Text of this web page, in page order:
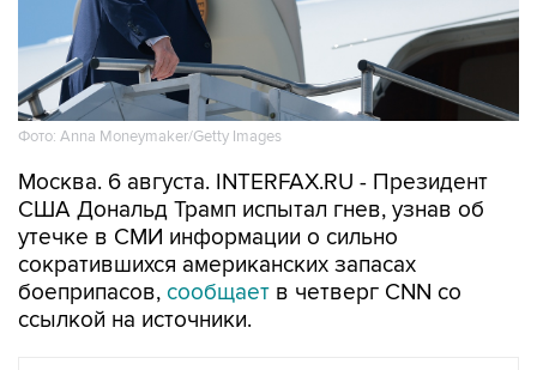
Фото: Anna Moneymaker/Getty Images
Москва. 6 августа. INTERFAX.RU - Президент
США Дональд Трамп испытал гнев, узнав об
утечке в СМИ информации о сильно
сократившихся американских запасах
боеприпасов, сообщает в четверг CNN со
ссылкой на источники.